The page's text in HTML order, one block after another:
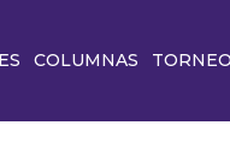
COLUMNAS